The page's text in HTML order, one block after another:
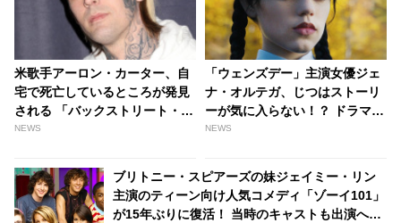
米歌手アーロン・カーター、自
宅で死亡しているところが発見
される 「バックストリート・ボ
ーイズ」ニック・カーターの
する姿も見られていた・・ -
tvgroove
NEWS
「ウェンズデー」主演女優ジェ
ナ・オルテガ、じつはストーリ
ーが気に入らない！？ ドラマ大
ヒットも彼女がなんとか変えた
NEWS
ブリトニー・スピアーズの妹ジェイミー・リン
主演のティーン向け人気コメディ「ゾーイ101」
が15年ぶりに復活！ 当時のキャストも出演へ…